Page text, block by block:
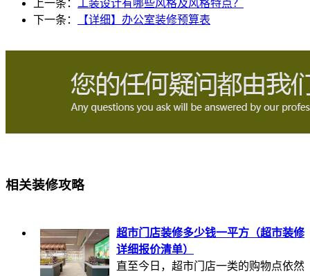
上一条：
工装设计有哪些风格及风格特点？
下一条：
【详细】办公室装修预算表
相关装修攻略
超市门店装修多少钱一平方（超市装修
详细报价清单）
直至今日，超市门店一类的购物点依然